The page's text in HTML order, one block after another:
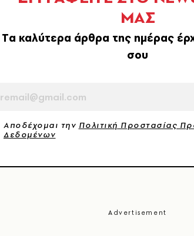
ΜΑΣ
Tα καλύτερα άρθρα της ημέρας
σου
Αποδέχομαι την Πολιτική Προστασίας
Δεδομένων